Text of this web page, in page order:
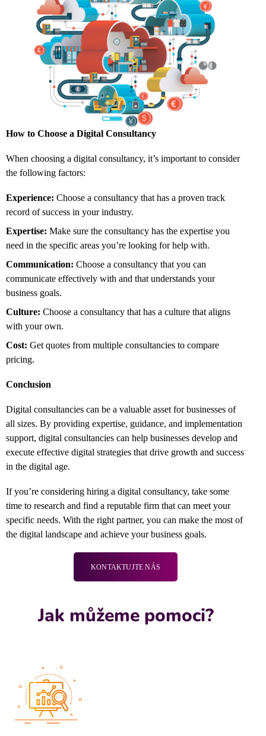
How to Choose a Digital Consultancy
When choosing a digital consultancy, it’s important to consider
the following factors:
Experience: Choose a consultancy that has a proven track
record of success in your industry.
Expertise: Make sure the consultancy has the expertise you
need in the specific areas you’re looking for help with.
Communication: Choose a consultancy that you can
communicate effectively with and that understands your
business goals.
Culture: Choose a consultancy that has a culture that aligns
with your own.
Cost: Get quotes from multiple consultancies to compare
pricing.
Conclusion
Digital consultancies can be a valuable asset for businesses of
all sizes. By providing expertise, guidance, and implementation
support, digital consultancies can help businesses develop and
execute effective digital strategies that drive growth and success
in the digital age.
If you’re considering hiring a digital consultancy, take some
time to research and find a reputable firm that can meet your
specific needs. With the right partner, you can make the most of
the digital landscape and achieve your business goals.
KONTAKTUJTE NÁS
Jak můžeme pomoci?